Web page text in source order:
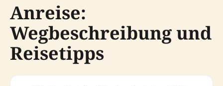
Anreise:
Wegbeschreibung und
Reisetipps